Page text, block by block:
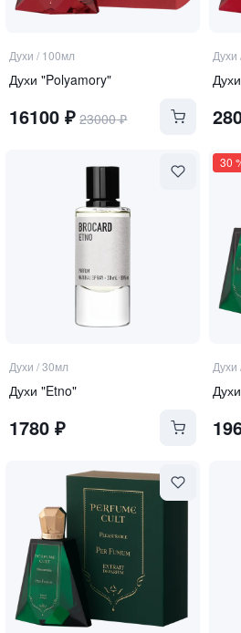
Духи / 100мл
Духи "Polyamory"
16100 ₽ 23000₽
Духи
Духи /30мл
Духи "Etno"
1780 ₽
30
Духи